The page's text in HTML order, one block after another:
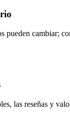
pueden cambiar;
las reseñas y